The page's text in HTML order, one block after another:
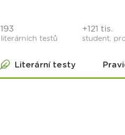
193
literárních testů
+121 tis.
student.
Literární testy